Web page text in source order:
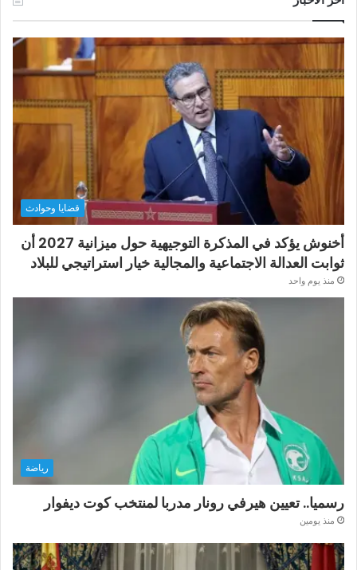
قضايا وحوادث
أخنوش يؤكد في المذكرة التوجيهية حول ميزانية 2027 أن
ثوابت العدالة الاجتماعية والمجالية خيار استراتيجي للبلاد
منذ يوم واحد
رياضة
رسميا.. تعيين هيرفي رونار مدربا لمنتخب كوت ديفوار
منذ يومين